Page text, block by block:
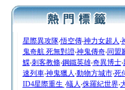
星際異攻隊‧悟空傳‧神力女超人 ‧
鬼奇航 死無對證‧神鬼傳奇‧同盟
鰈‧刺客教條‧鋼鐵英雄‧奇異博士‧
速列車‧神鬼獵人 ‧動物方城市‧死
ID4星際重生 ‧蟻人 ‧侏羅紀世界‧